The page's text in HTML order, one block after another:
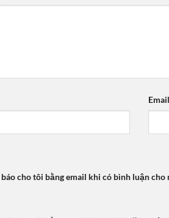
cho tôi bằng email khi có bình luận cho